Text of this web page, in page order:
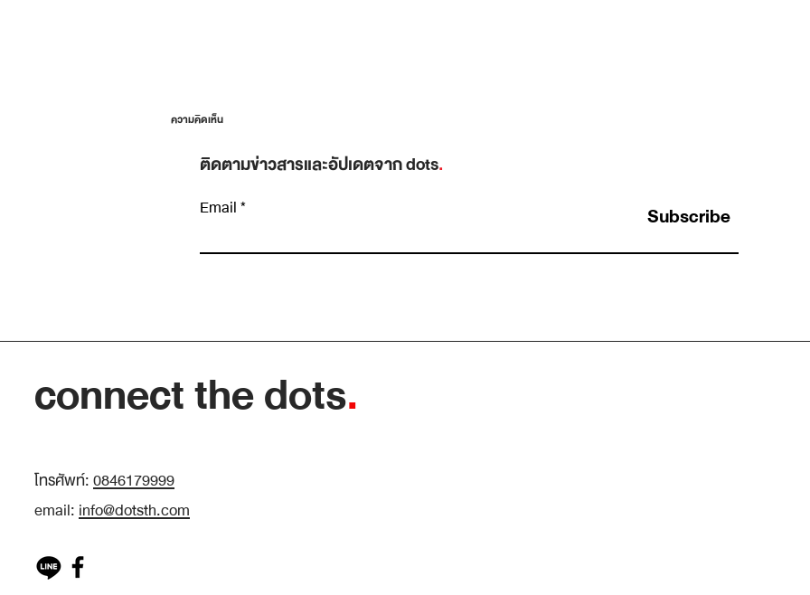
Insight หายาก เพราะเราหยุดมองเร็วเกินไป
ความคิดเห็น
เขียนความคิดเห็น…
ติดตามข่าวสารและอัปเดตจาก dots.
Email Subscribe
connect the dots.
โทรศัพท์:0846179999
email:info@dotsth.com